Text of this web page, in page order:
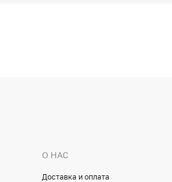
О НАС
Доставка и оплата